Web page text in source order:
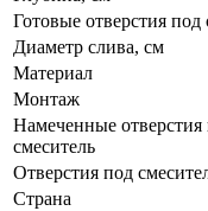
Готовые отверстия под
Диаметр слива, см
Материал
Монтаж
Намеченные отверстия
смеситель
Отверстия под
Страна